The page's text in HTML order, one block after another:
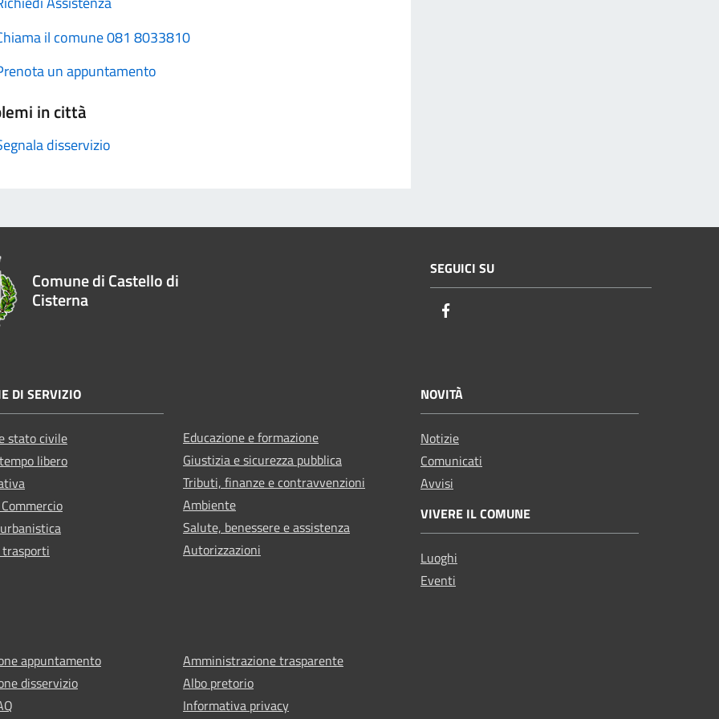
il comune 081 8033810
un appuntamento
in città
disservizio
Comune di Castello di
Cisterna
SEGUICI SU
DI SERVIZIO
stato civile
libero
Educazione e formazione
Giustizia e sicurezza pubblica
Tributi, finanze e contravvenzioni
Ambiente
Salute, benessere e assistenza
Autorizzazioni
NOVITÀ
Notizie
Comunicati
Avvisi
VIVERE IL COMUNE
Luoghi
Eventi
appuntamento
disservizio
Amministrazione trasparente
Albo pretorio
Informativa privacy